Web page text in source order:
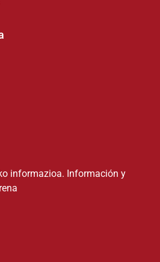
informazioa. Información y